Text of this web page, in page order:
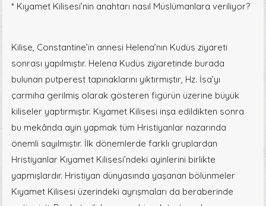
* Kıyamet Kilisesi’nin anahtarı nasıl Müslümanlara veriliyor?
Kilise, Constantine’in annesi Helena’nın Kudüs ziyareti
sonrası yapılmıştır. Helena Kudüs ziyaretinde burada
bulunan putperest tapınaklarını yıktırmıştır, Hz. İsa’yı
çarmıha gerilmiş olarak gösteren figürün üzerine büyük
kiliseler yaptırmıştır. Kıyamet Kilisesi inşa edildikten sonra
bu mekânda ayin yapmak tüm Hristiyanlar nazarında
önemli sayılmıştır. İlk dönemlerde farklı gruplardan
Hristiyanlar Kıyamet Kilisesi’ndeki ayinlerini birlikte
yapmışlardır. Hristiyan dünyasında yaşanan bölünmeler
Kıyamet Kilisesi üzerindeki ayrışmaları da beraberinde